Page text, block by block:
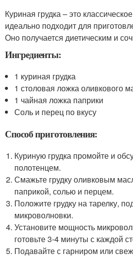
Куриная грудка – это
идеально подходит для
Оно получается диетическим и
Ингредиенты:
1 куриная грудка
1 столовая ложка оливкового
1 чайная ложка паприки
Соль и перец по вкусу
Способ приготовления:
Куриную грудка промойте и
полотенцем.
Смажьте грудку оливковым
паприкой, солью и перцем.
Положите грудку на тарелку,
микроволновки.
Установите мощность
готовьте 3-4 минуты с каждой
Подавайте с гарниром или